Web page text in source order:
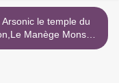
le temple du
Manège Mons
salle de concert